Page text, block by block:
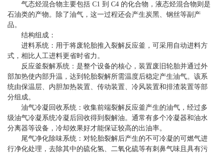
气态烃混合物主要包括 C1 到 C4 的化合物，液态烃混合物则是
石油类的产物。除了油气，这一过程还会产生炭黑、钢丝等副产
品。
结构组成：
进料系统：用于将废轮胎推入裂解反应釜，可采用自动进料方
式，相比人工进料更省时省力。
反应釜裂解系统：是整个设备的核心，装置废旧轮胎并通过外
部加热使内部升温，达到轮胎裂解所需温度后稳定产生油气。该系
统由保温层、内胆加热装置、传动装置、冷风装置和排渣装置等部
分组成。
油气冷凝回收系统：收集前端裂解反应釜产生的油气，经过多
级油气冷凝系统冷凝后回收得到裂解油。通常有多个冷凝器和油水
分离器等设备，冷却效果好才能保证较高的出油率。
尾气净化除味系统：对轮胎裂解后产生的不可冷凝的可燃气进
行净化处理，去除其中的硫化氢、二氧化硫等有刺鼻气味且具有污